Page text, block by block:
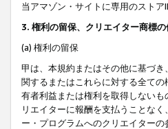
当アマゾン・サイトに専用のスト
3. 権利の留保、クリエイター商標
(a) 権利の留保
甲は、本規約またはその他に基づ
関するまたはこれらに対する全て
有者利益または権利を取得しない
リエイターに報酬を支払うことな
ー・プログラムへのクリエイター